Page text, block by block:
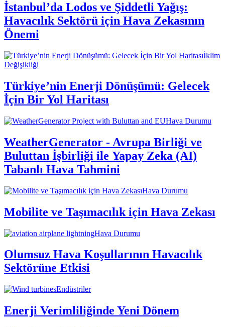
İstanbul’da Lodos ve Şiddetli Yağış:
Havacılık Sektörü için Hava Zekasının
Önemi
İklim
Değişikliği
Türkiye’nin Enerji Dönüşümü: Gelecek
İçin Bir Yol Haritası
Hava Durumu
WeatherGenerator - Avrupa Birliği ve
Buluttan İşbirliği ile Yapay Zeka (AI)
Tabanlı Hava Tahmini
Hava Durumu
Mobilite ve Taşımacılık için Hava Zekası
Hava Durumu
Olumsuz Hava Koşullarının Havacılık
Sektörüne Etkisi
Endüstriler
Enerji Verimliliğinde Yeni Dönem